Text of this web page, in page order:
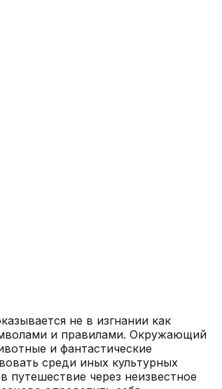
не в изгнании как
и правилами. Окружающий
и фантастические
среди иных культурных
путешествие через неизвестное